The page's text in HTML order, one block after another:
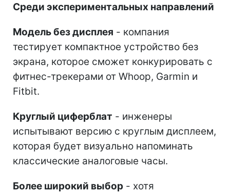
Среди экспериментальных направлений
Модель без дисплея - компания
тестирует компактное устройство без
экрана, которое сможет конкурировать с
фитнес-трекерами от Whoop, Garmin и
Fitbit.
Круглый циферблат - инженеры
испытывают версию с круглым дисплеем,
которая будет визуально напоминать
классические аналоговые часы.
Более широкий выбор - хотя